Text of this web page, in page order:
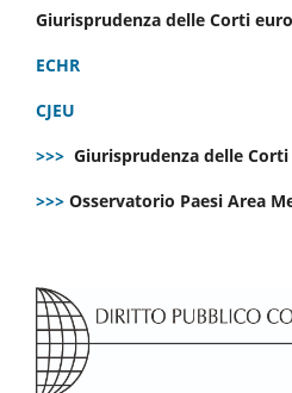
Giurisprudenza delle Corti
ECHR
CJEU
>>> Giurisprudenza delle
>>> Osservatorio Paesi Area